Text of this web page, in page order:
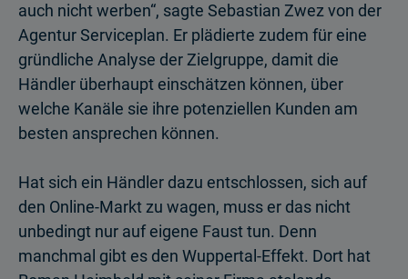
auch nicht werben“, sagte Sebastian Zwez von der
Agentur Serviceplan. Er plädierte zudem für eine
gründliche Analyse der Zielgruppe, damit die
Händler überhaupt einschätzen können, über
welche Kanäle sie ihre potenziellen Kunden am
besten ansprechen können.
Hat sich ein Händler dazu entschlossen, sich auf
den Online-Markt zu wagen, muss er das nicht
unbedingt nur auf eigene Faust tun. Denn
manchmal gibt es den Wuppertal-Effekt. Dort hat